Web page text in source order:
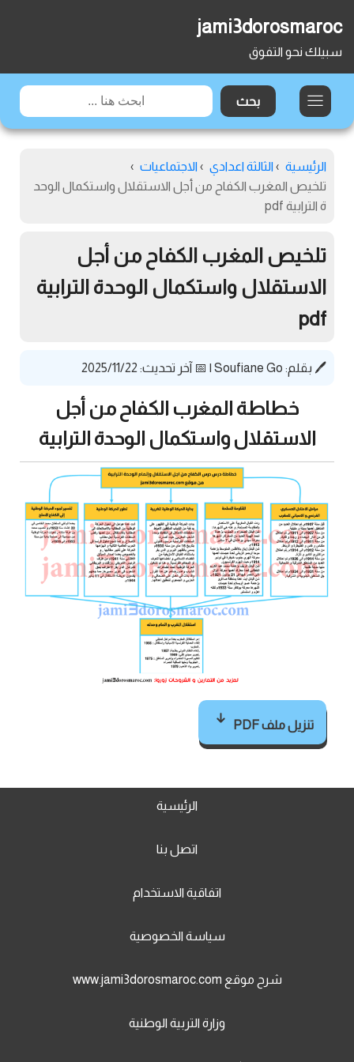
jami3dorosmaroc
سبيلك نحو التفوق
الرئيسية › الثالثة اعدادي › الاجتماعيات ›
تلخيص المغرب الكفاح من أجل الاستقلال واستكمال الوحد
ة الترابية pdf
تلخيص المغرب الكفاح من أجل
الاستقلال واستكمال الوحدة الترابية
pdf
🖊️ بقلم: Soufiane Go
| 📅 آخر تحديث: 2025/11/22
خطاطة المغرب الكفاح من أجل
الاستقلال واستكمال الوحدة الترابية
تنزيل ملف PDF
الرئيسية
اتصل بنا
اتفاقية الاستخدام
سياسة الخصوصية
شرح موقع www.jami3dorosmaroc.com
وزارة التربية الوطنية